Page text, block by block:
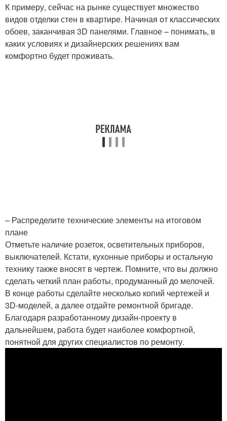
К примеру, сейчас на рынке существует множество
видов отделки стен в квартире. Начиная от классических
обоев, заканчивая 3D панелями. Главное – понимать, в
каких условиях и дизайнерских решениях вам
комфортно будет проживать.
– Распределите технические элементы на итоговом
плане
Отметьте наличие розеток, осветительных приборов,
выключателей. Кстати, кухонные приборы и остальную
технику также вносят в чертеж. Помните, что вы должно
сделать четкий план работы, продуманный до мелочей.
В конце работы сделайте несколько копий чертежей и
3D-моделей, а далее отдайте ремонтной бригаде.
Благодаря разработанному дизайн-проекту в
дальнейшем, работа будет наиболее комфортной,
понятной для других специалистов по ремонту.